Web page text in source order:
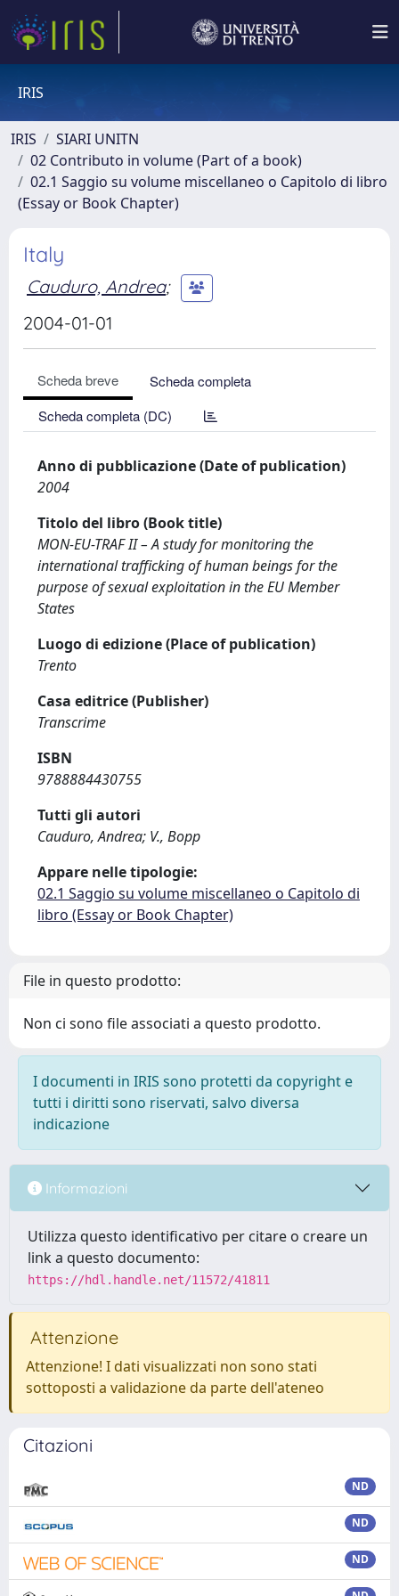
IRIS
IRIS
SIARI UNITN
02 Contributo in volume (Part of a book)
02.1 Saggio su volume miscellaneo o Capitolo di libro
(Essay or Book Chapter)
Italy
Cauduro, Andrea;
2004-01-01
Scheda breve
Scheda completa
Scheda completa (DC)
Anno di pubblicazione (Date of publication)
2004
Titolo del libro (Book title)
MON-EU-TRAF II – A study for monitoring the
international trafficking of human beings for the
purpose of sexual exploitation in the EU Member
States
Luogo di edizione (Place of publication)
Trento
Casa editrice (Publisher)
Transcrime
ISBN
9788884430755
Tutti gli autori
Cauduro, Andrea; V., Bopp
Appare nelle tipologie:
02.1 Saggio su volume miscellaneo o Capitolo di
libro (Essay or Book Chapter)
File in questo prodotto:
Non ci sono file associati a questo prodotto.
I documenti in IRIS sono protetti da copyright e
tutti i diritti sono riservati, salvo diversa
indicazione
Informazioni
Utilizza questo identificativo per citare o creare un
link a questo documento:
https://hdl.handle.net/11572/41811
Attenzione
Attenzione! I dati visualizzati non sono stati
sottoposti a validazione da parte dell'ateneo
Citazioni
ND
ND
ND